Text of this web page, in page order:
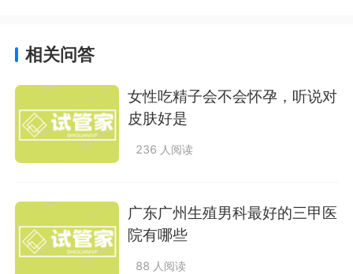
相关问答
女性吃精子会不会怀孕，听说对
皮肤好是
236 人阅读
广东广州生殖男科最好的三甲医
院有哪些
88 人阅读